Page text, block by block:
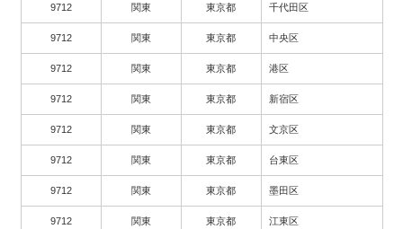
9712 関東 東京都 千代田区
9712 関東 東京都 中央区
9712 関東 東京都 港区
9712 関東 東京都 新宿区
9712 関東 東京都 文京区
9712 関東 東京都 台東区
9712 関東 東京都 墨田区
9712 関東 東京都 江東区